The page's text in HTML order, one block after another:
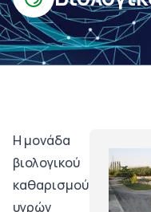
Η μονάδα
βιολογικού
καθαρισμού
υγρών